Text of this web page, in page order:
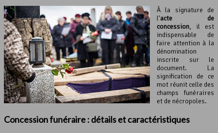
À la signature de
l’acte de
concession, il est
indispensable de
faire attention à la
dénomination
inscrite sur le
document. La
signification de ce
mot réunit celle des
champs funéraires
et de nécropoles.
Concession funéraire : détails et caractéristiques